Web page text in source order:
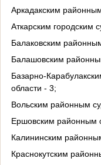
Аркадакским
Аткарским городским
Балаковским
Балашовским
Базарно-
области - 3;
Вольским районным
Ершовским районным
Калининским
Краснокутским